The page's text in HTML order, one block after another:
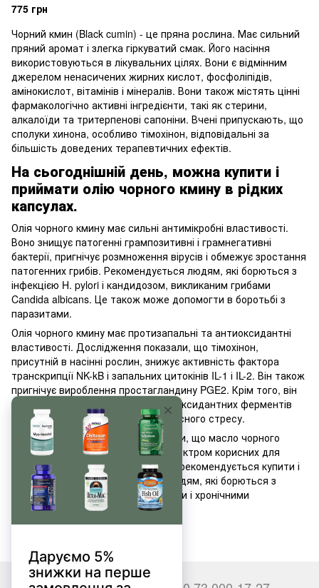
капсул
775 грн
Чорний кмин (Black cumin) - це пряна рослина. Має сильний
пряний аромат і злегка гіркуватий смак. Його насіння
використовуються в лікувальних цілях. Вони є відмінним
джерелом ненасичених жирних кислот, фосфоліпідів,
амінокислот, вітамінів і мінералів. Вони також містять цінні
фармакологічно активні інгредієнти, такі як стерини,
алкалоїди та тритерпенові сапоніни. Вчені припускають, що
сполуки хинона, особливо тімохінон, відповідальні за
більшість доведених терапевтичних ефектів.
На сьогоднішній день, можна купити і
приймати олію чорного кмину в рідких
капсулах.
Олія чорного кмину має сильні антимікробні властивості.
Воно знищує патогенні грампозитивні і грамнегативні
бактерії, пригнічує розмноження вірусів і обмежує зростання
патогенних грибів. Рекомендується людям, які борються з
інфекцією H. pylori і кандидозом, викликаним грибами
Candida albicans. Це також може допомогти в боротьбі з
паразитами.
Олія чорного кмину має протизапальні та антиоксидантні
властивості. Дослідження показали, що тімохінон,
присутній в насінні рослин, знижує активність фактора
транскрипції NK-kB і запальних цитокінів IL-1 і IL-2. Він також
пригнічує вироблення простагландину PGE2. Крім того, він
сприяє експресії ендогенних антиоксидантних ферментів
(SOD, GPX) і сприяє зниженню окисного стресу.
Підводячи підсумок, можна сказати, що масло чорного
кмину - це препарат з широким спектром корисних для
здоров'я властивостей. Особливо рекомендується купити і
приймати масло чорного кмину людям, які борються з
інфекціями, інфекціями, паразитами і хронічними
запаленнями.